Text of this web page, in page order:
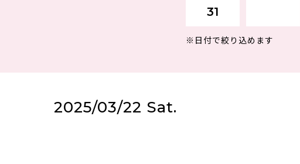
31
※日付で絞り込めます
2025/03/22 Sat.